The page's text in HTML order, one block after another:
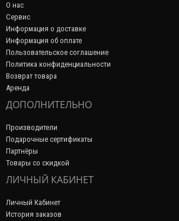
О нас
Сервис
Информация о доставке
Информация об оплате
Пользовательское соглашение
Политика конфиденциальности
Возврат товара
Аренда
ДОПОЛНИТЕЛЬНО
Производители
Подарочные сертификаты
Партнёры
Товары со скидкой
ЛИЧНЫЙ КАБИНЕТ
Личный Кабинет
История заказов